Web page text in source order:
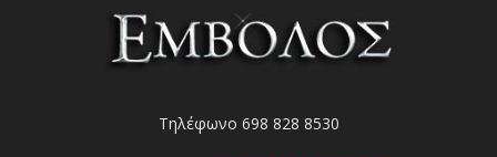
Τηλέφωνο 698 828 8530